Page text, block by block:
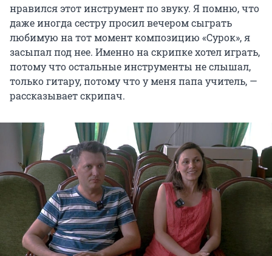
нравился этот инструмент по звуку. Я помню, что
даже иногда сестру просил вечером сыграть
любимую на тот момент композицию «Сурок», я
засыпал под нее. Именно на скрипке хотел играть,
потому что остальные инструменты не слышал,
только гитару, потому что у меня папа учитель, —
рассказывает скрипач.